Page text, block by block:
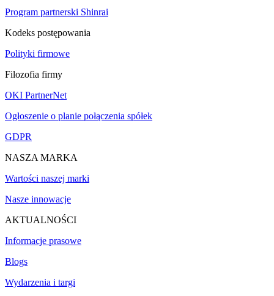
Program partnerski Shinrai
Kodeks postępowania
Polityki firmowe
Filozofia firmy
OKI PartnerNet
Ogłoszenie o planie połączenia spółek
GDPR
NASZA MARKA
Wartości naszej marki
Nasze innowacje
AKTUALNOŚCI
Informacje prasowe
Blogs
Wydarzenia i targi